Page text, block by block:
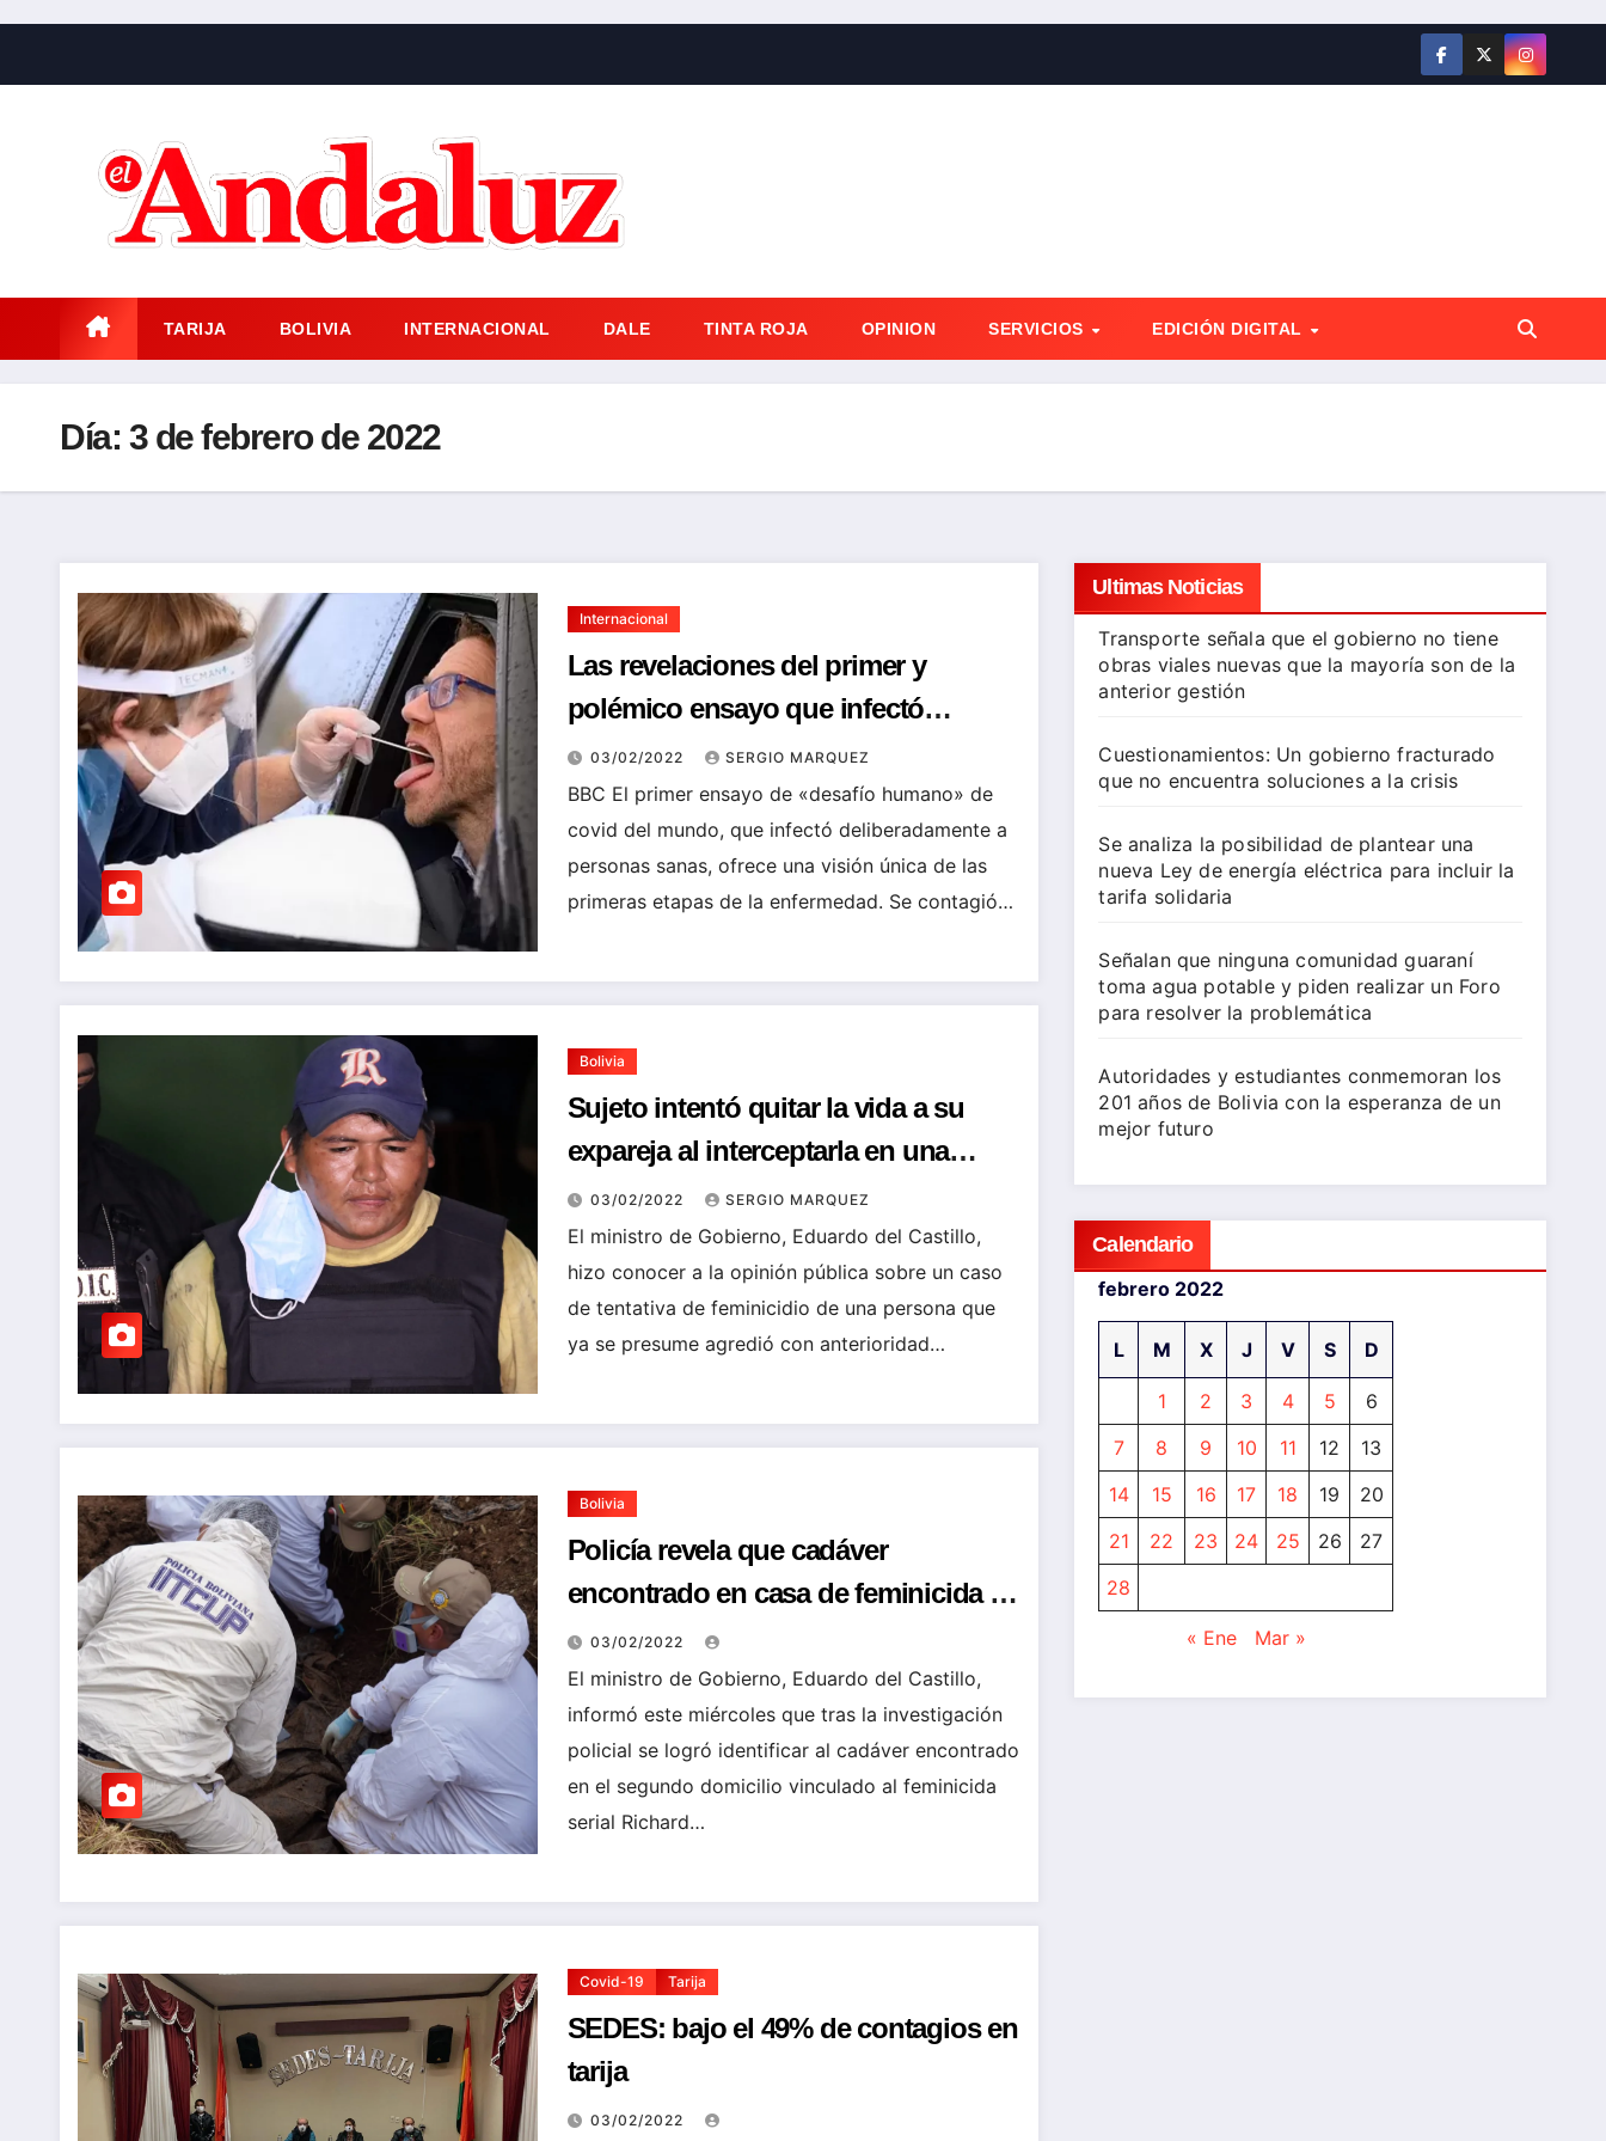
contenido
TARIJA BOLIVIA INTERNACIONAL DALE TINTA ROJA OPINION SERVICIOS EDICIÓN DIGITAL
Día: 3 de febrero de 2022
Internacional
Las revelaciones del primer y
polémico ensayo que infectó
deliberadamente a pacientes con
covid
03/02/2022 SERGIO MARQUEZ
BBC El primer ensayo de «desafío humano» de
covid del mundo, que infectó deliberadamente a
personas sanas, ofrece una visión única de las
primeras etapas de la enfermedad. Se contagió…
Bolivia
Sujeto intentó quitar la vida a su
expareja al interceptarla en una
carretera
03/02/2022 SERGIO MARQUEZ
El ministro de Gobierno, Eduardo del Castillo,
hizo conocer a la opinión pública sobre un caso
de tentativa de feminicidio de una persona que
ya se presume agredió con anterioridad…
Bolivia
Policía revela que cadáver
encontrado en casa de feminicida es
el primo (adelanto)
03/02/2022
El ministro de Gobierno, Eduardo del Castillo,
informó este miércoles que tras la investigación
policial se logró identificar al cadáver encontrado
en el segundo domicilio vinculado al feminicida
serial Richard…
Covid-19 Tarija
SEDES: bajo el 49% de contagios en
tarija
03/02/2022
Ultimas Noticias
Transporte señala que el gobierno no tiene
obras viales nuevas que la mayoría son de la
anterior gestión
Cuestionamientos: Un gobierno fracturado
que no encuentra soluciones a la crisis
Se analiza la posibilidad de plantear una
nueva Ley de energía eléctrica para incluir la
tarifa solidaria
Señalan que ninguna comunidad guaraní
toma agua potable y piden realizar un Foro
para resolver la problemática
Autoridades y estudiantes conmemoran los
201 años de Bolivia con la esperanza de un
mejor futuro
Calendario
febrero 2022
L M X J V S D
1 2 3 4 5
6
7
8 9 10 11 12
13
14
15 16 17 18 19
20
21
22 23 24 25 26
27
28
« Ene Mar »